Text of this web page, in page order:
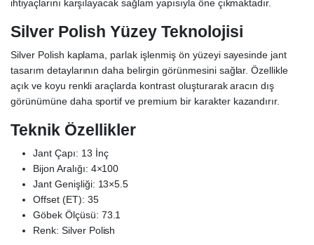
ihtiyaçlarını karşılayacak sağlam yapısıyla öne çıkmaktadır.
Silver Polish Yüzey Teknolojisi
Silver Polish kaplama, parlak işlenmiş ön yüzeyi sayesinde jant
tasarım detaylarının daha belirgin görünmesini sağlar. Özellikle
açık ve koyu renkli araçlarda kontrast oluşturarak aracın dış
görünümüne daha sportif ve premium bir karakter kazandırır.
Teknik Özellikler
Jant Çapı: 13 İnç
Bijon Aralığı: 4×100
Jant Genişliği: 13×5.5
Offset (ET): 35
Göbek Ölçüsü: 73.1
Renk: Silver Polish